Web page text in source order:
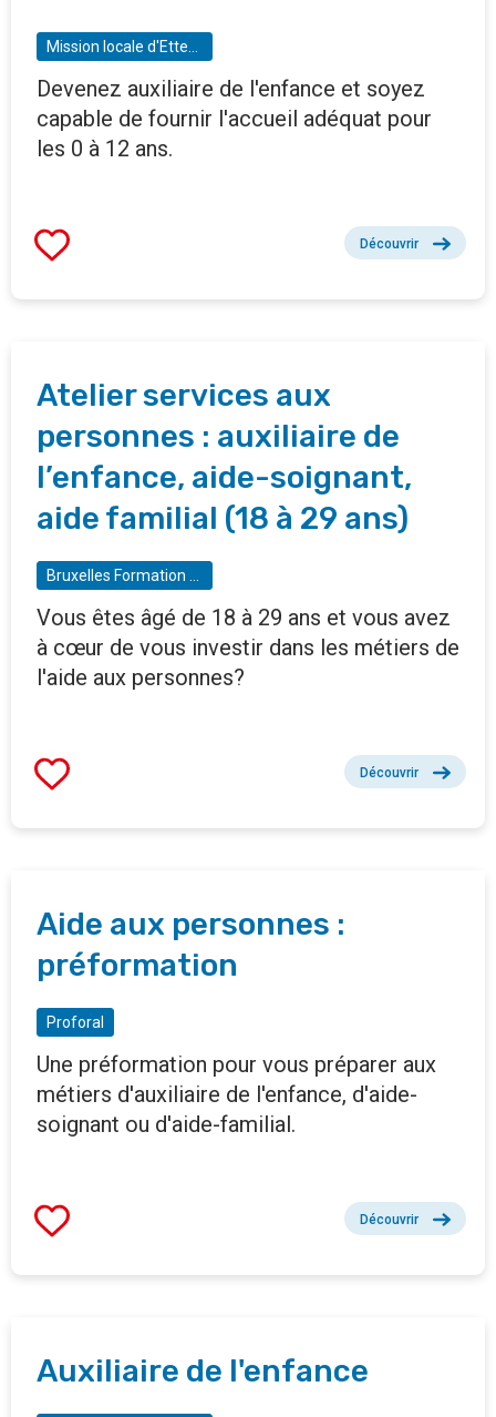
Devenez auxiliaire de l'enfance et soyez
capable de fournir l'accueil adéquat pour
les 0 à 12 ans.
Découvrir
Atelier services aux
personnes : auxiliaire de
l’enfance, aide-soignant,
aide familial (18 à 29 ans)
Vous êtes âgé de 18 à 29 ans et vous avez
à cœur de vous investir dans les métiers de
l'aide aux personnes?
Découvrir
Aide aux personnes :
préformation
Proforal
Une préformation pour vous préparer aux
métiers d'auxiliaire de l'enfance, d'aide-
soignant ou d'aide-familial.
Découvrir
Auxiliaire de l'enfance